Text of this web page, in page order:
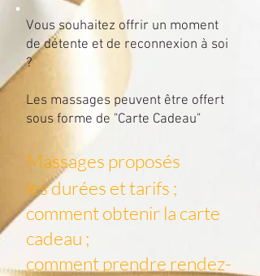
Vous souhaitez offrir un moment
de détente et de reconnexion à soi
?
Les massages peuvent être offert
sous forme de "Carte Cadeau"
Massages proposés
les durées et tarifs ;
comment obtenir la carte
cadeau ;
comment prendre rendez-